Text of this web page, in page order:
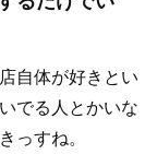
自体が好きとい
でる人とかいな
っすね。